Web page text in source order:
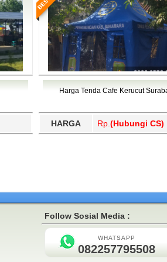
Harga Tenda Cafe Kerucut
HARGA Rp. (Hubungi CS)
Follow Sosial Media :
WHATSAPP
082257795508